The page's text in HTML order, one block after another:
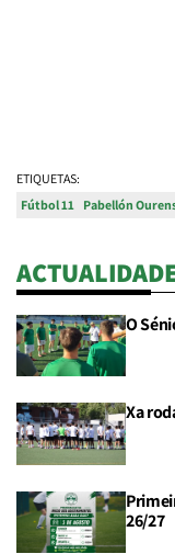
ETIQUETAS:
Fútbol 11 Pabellón
O
Xa
26/27